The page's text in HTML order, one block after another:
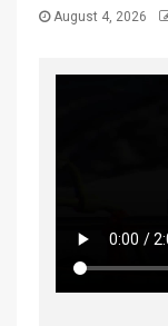
August 4, 2026